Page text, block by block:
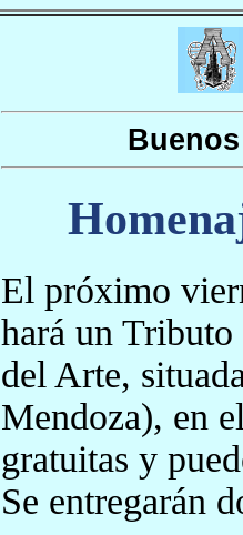
El próximo
hará un
del Arte,
Mendoza), en
gratuitas y
Se entregarán